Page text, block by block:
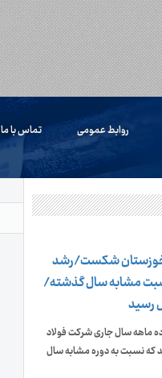
روابط عمومی تماس با ما
خوزستان شکست/رشد
مشابه سال گذشته/
ماهه سال جاری شرکت فولاد
میلیارد ریال رسید که نسبت به دوره مشابه سال